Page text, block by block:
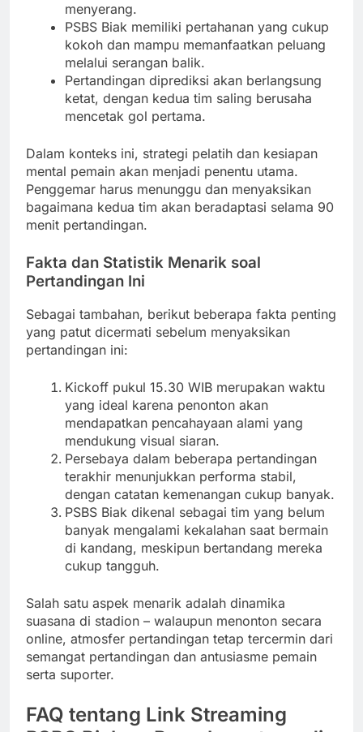
menyerang.
PSBS Biak memiliki pertahanan yang cukup
kokoh dan mampu memanfaatkan peluang
melalui serangan balik.
Pertandingan diprediksi akan berlangsung
ketat, dengan kedua tim saling berusaha
mencetak gol pertama.
Dalam konteks ini, strategi pelatih dan kesiapan
mental pemain akan menjadi penentu utama.
Penggemar harus menunggu dan menyaksikan
bagaimana kedua tim akan beradaptasi selama 90
menit pertandingan.
Fakta dan Statistik Menarik soal
Pertandingan Ini
Sebagai tambahan, berikut beberapa fakta penting
yang patut dicermati sebelum menyaksikan
pertandingan ini:
Kickoff pukul 15.30 WIB merupakan waktu
yang ideal karena penonton akan
mendapatkan pencahayaan alami yang
mendukung visual siaran.
Persebaya dalam beberapa pertandingan
terakhir menunjukkan performa stabil,
dengan catatan kemenangan cukup banyak.
PSBS Biak dikenal sebagai tim yang belum
banyak mengalami kekalahan saat bermain
di kandang, meskipun bertandang mereka
cukup tangguh.
Salah satu aspek menarik adalah dinamika
suasana di stadion – walaupun menonton secara
online, atmosfer pertandingan tetap tercermin dari
semangat pertandingan dan antusiasme pemain
serta suporter.
FAQ tentang Link Streaming